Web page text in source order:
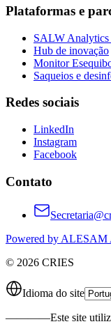
Plataformas e
SALW Analytics
Hub de inovação
Monitor
Saqueios e
Redes sociais
LinkedIn
Instagram
Facebook
Contato
Powered by ALESAM
© 2026 CRIES
Idioma do site
————Este site